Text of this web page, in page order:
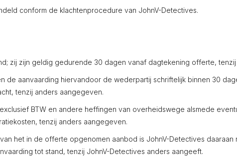
conform de klachtenprocedure van JohnV-Detectives.
zijn geldig gedurende 30 dagen vanaf dagtekening offerte,
aanvaarding hiervandoor de wederpartij schriftelijk binnen 30
tenzij anders aangegeven.
BTW en andere heffingen van overheidswege alsmede
tenzij anders aangegeven.
het in de offerte opgenomen aanbod is JohnV-Detectives daaraan
tot stand, tenzij JohnV-Detectives anders aangeeft.